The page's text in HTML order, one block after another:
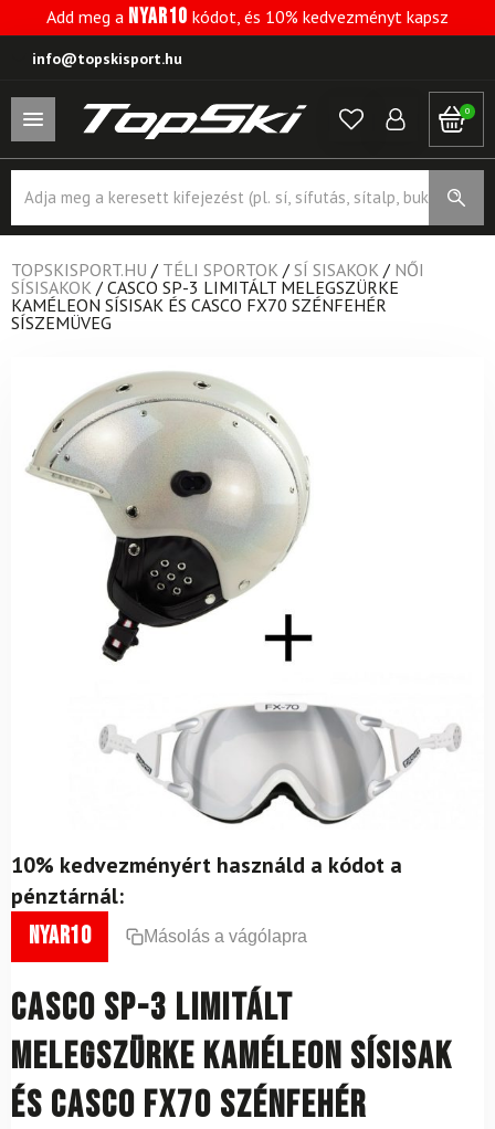
Add meg a NYAR10 kódot, és 10% kedvezményt kapsz
info@topskisport.hu
0
search
TOPSKISPORT.HU / TÉLI SPORTOK / SÍ SISAKOK / NŐI
SÍSISAKOK / CASCO SP-3 LIMITÁLT MELEGSZÜRKE
KAMÉLEON SÍSISAK ÉS CASCO FX70 SZÉNFEHÉR
SÍSZEMÜVEG
10% kedvezményért használd a kódot a
pénztárnál:
nyar10 Másolás a vágólapra
CASCO SP-3 limitált
melegszürke kaméleon sísisak
és CASCO FX70 szénfehér